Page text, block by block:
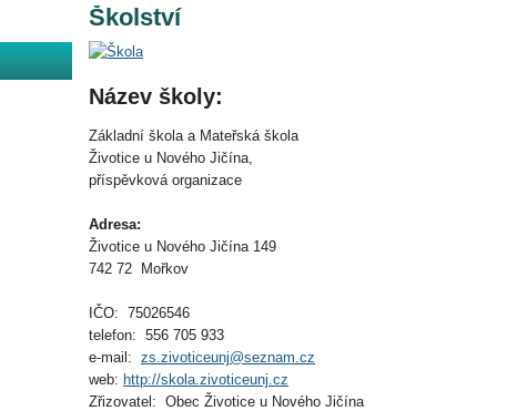
Školství
Název školy:
Základní škola a Mateřská škola
Životice u Nového Jičína,
příspěvková organizace
Adresa:
Životice u Nového Jičína 149
742 72 Mořkov
IČO: 75026546
telefon: 556 705 933
e-mail: zs.zivoticeunj@seznam.cz
web: http://skola.zivoticeunj.cz
Zřizovatel: Obec Životice u Nového Jičína